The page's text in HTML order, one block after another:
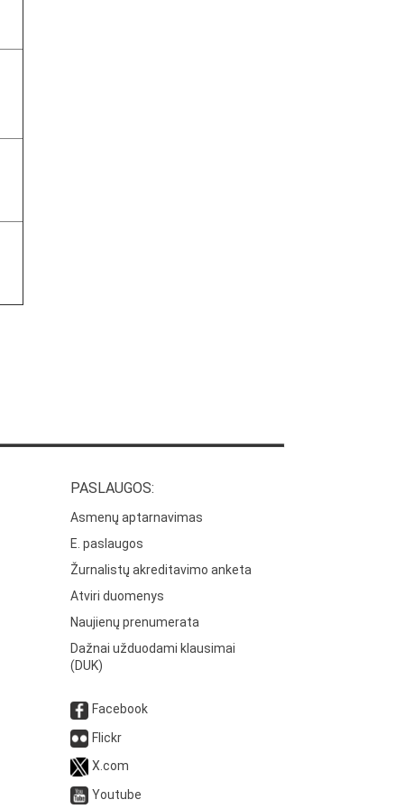
PASLAUGOS:
Asmenų aptarnavimas
E. paslaugos
Žurnalistų akreditavimo anketa
Atviri duomenys
Naujienų prenumerata
Dažnai užduodami klausimai
(DUK)
Facebook
Flickr
X.com
Youtube